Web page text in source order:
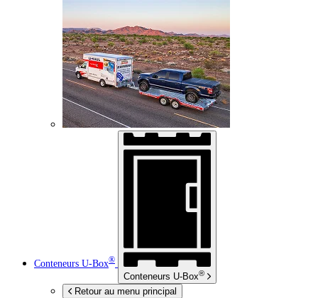
Conteneurs U-Box®
Conteneurs U-Box®
Retour au menu principal